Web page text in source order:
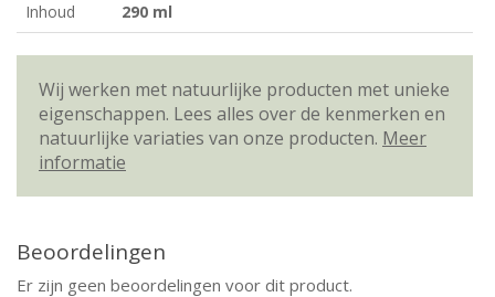
Inhoud
290 ml
Wij werken met natuurlijke producten met unieke
eigenschappen. Lees alles over de kenmerken en
natuurlijke variaties van onze producten. Meer
informatie
Beoordelingen
Er zijn geen beoordelingen voor dit product.